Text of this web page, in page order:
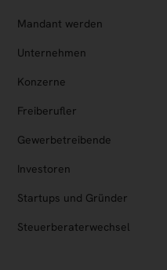
Mandant werden
Unternehmen
Konzerne
Freiberufler
Gewerbetreibende
Investoren
Startups und Gründer
Steuerberaterwechsel